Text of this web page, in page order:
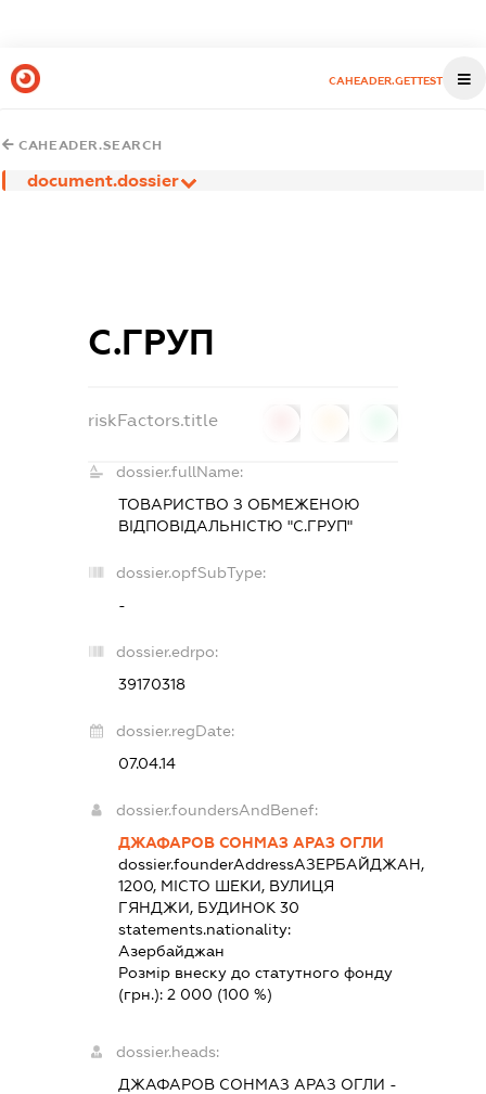
CAHEADER.GETTEST
CAHEADER.SEARCH
document.dossier
С.ГРУП
riskFactors.title
dossier.fullName:
ТОВАРИСТВО З ОБМЕЖЕНОЮ
ВІДПОВІДАЛЬНІСТЮ "С.ГРУП"
dossier.opfSubType:
-
dossier.edrpo:
39170318
dossier.regDate:
07.04.14
dossier.foundersAndBenef:
ДЖАФАРОВ СОНМАЗ АРАЗ ОГЛИ
dossier.founderAddressАЗЕРБАЙДЖАН,
1200, МІСТО ШЕКИ, ВУЛИЦЯ
ГЯНДЖИ, БУДИНОК 30
statements.nationality:
Азербайджан
Розмір внеску до статутного фонду
(грн.): 2 000 (100 %)
dossier.heads:
ДЖАФАРОВ СОНМАЗ АРАЗ ОГЛИ -